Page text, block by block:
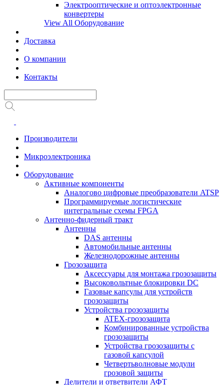
Электрооптические и оптоэлектронные
конвертеры
View All Оборудование
Доставка
О компании
Контакты
Производители
Микроэлектроника
Оборудование
Активные компоненты
Аналогово цифровые преобразователи ATSP
Программируемые логистические
интегральные схемы FPGA
Антенно-фидерный тракт
Антенны
DAS антенны
Автомобильные антенны
Железнодорожные антенны
Грозозащита
Аксессуары для монтажа грозозащиты
Высоковольтные блокировки DC
Газовые капсулы для устройств
грозозащиты
Устройства грозозащиты
ATEX-грозозащита
Комбинированные устройства
грозозащиты
Устройства грозозащиты с
газовой капсулой
Четвертьволновые модули
грозовой защиты
Делители и ответвители АФТ